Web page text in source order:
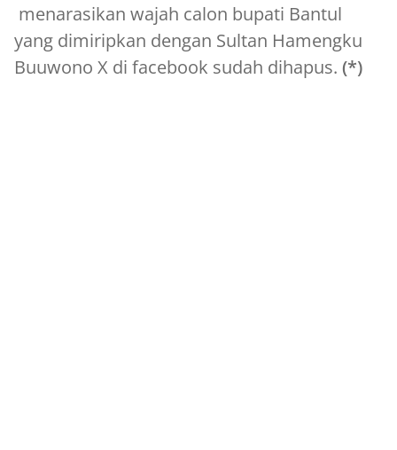
menarasikan wajah calon bupati Bantul
yang dimiripkan dengan Sultan Hamengku
Buuwono X di facebook sudah dihapus. (*)